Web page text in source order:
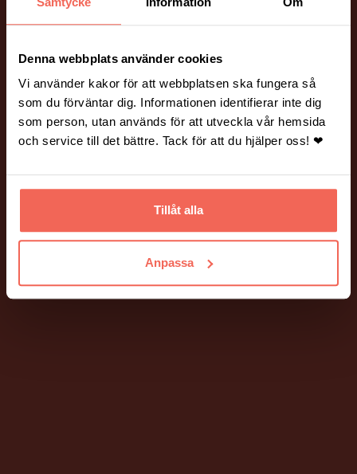
Denna webbplats använder cookies
Vi använder kakor för att webbplatsen ska fungera så
som du förväntar dig. Informationen identifierar inte dig
som person, utan används för att utveckla vår hemsida
och service till det bättre. Tack för att du hjälper oss! ❤
Tillåt alla
Anpassa
PIGMENT DIGITALBYRÅ